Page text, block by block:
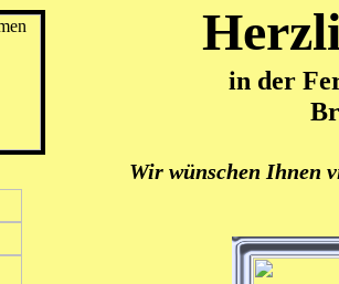
in der
Wir wünschen Ihnen